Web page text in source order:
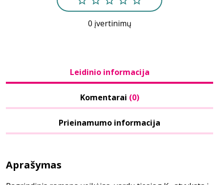
0 įvertinimų
Leidinio informacija
Komentarai (0)
Prieinamumo informacija
Aprašymas